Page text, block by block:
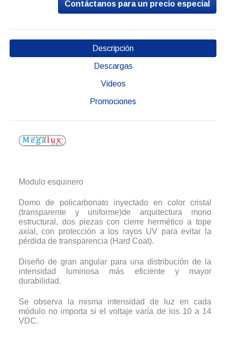
Contáctanos para un precio especial
Descripción
Descargas
Videos
Promociones
Modulo esquinero
Domo de policarbonato inyectado en color cristal
(transparente y uniforme)de arquitectura mono
estructural, dos piezas con cierre hermético a tope
axial, con protección a los rayos UV para evitar la
pérdida de transparencia (Hard Coat).
Diseño de gran angular para una distribución de la
intensidad luminosa más eficiente y mayor
durabilidad.
Se observa la misma intensidad de luz en cada
módulo no importa si el voltaje varía de los 10 a 14
VDC.